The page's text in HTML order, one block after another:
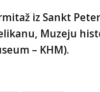
iz Sankt
Muzeju
– KHM).